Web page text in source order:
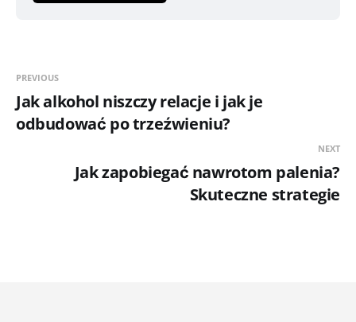
PREVIOUS
Jak alkohol niszczy relacje i jak je
odbudować po trzeźwieniu?
NEXT
Jak zapobiegać nawrotom palenia?
Skuteczne strategie